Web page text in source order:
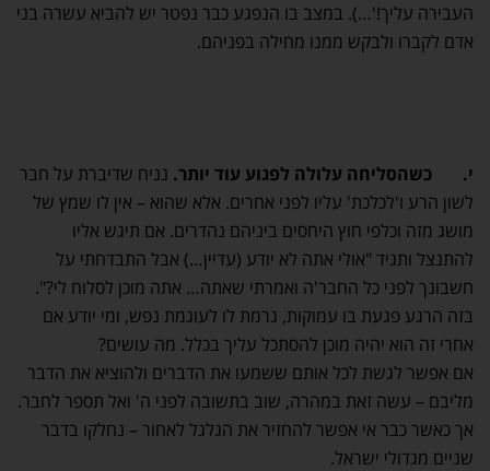
העבירה עליך!'…). במצב בו הנפגע כבר נפטר יש להביא עשרה בני
אדם לקברו ולבקש ממנו מחילה בפניהם.
י. כשהסליחה עלולה לפגוע עוד יותר. נניח שדיברת על חבר
לשון הרע ו'לכלכת' עליו לפני אחרים. אלא שהוא – אין לו שמץ של
מושג מזה וכלפי חוץ היחסים ביניהם נהדרים. אם תיגש אליו
להתנצל ותגיד "אולי אתה לא יודע (עדיין…) אבל התבדחתי על
חשבונך לפני כל החבר'ה ואמרתי שאתה… אתה מוכן לסלוח לי?".
בזה הרגע פגעת בו עמוקות, גרמת לו לעוגמת נפש, ומי יודע אם
אחרי זה הוא יהיה מוכן להסתכל עליך בכלל. מה עושים?
אם אפשר לגשת לכל אותם ששמעו את הדברים ולהוציא את הדבר
מליבם – עשה זאת במהרה, שוב בתשובה לפני ה' ואל תספר לחבר.
אך כאשר כבר אי אפשר להחזיר את הגלגל לאחור – נחלקו בדבר
שניים מגדולי ישראל.